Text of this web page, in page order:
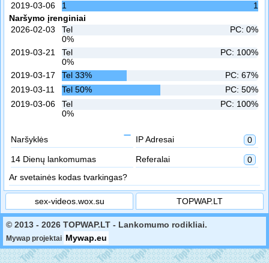
2019-03-06
1
1
Naršymo įrenginiai
2026-02-03
PC: 0%
Tel
0%
2019-03-21
PC: 100%
Tel
0%
2019-03-17
PC: 67%
Tel 33%
2019-03-11
PC: 50%
Tel 50%
2019-03-06
PC: 100%
Tel
0%
Naršyklės IP Adresai
0
14 Dienų lankomumas
Referalai
0
Ar svetainės kodas tvarkingas?
sex-videos.wox.su TOPWAP.LT
© 2013 - 2026 TOPWAP.LT - Lankomumo rodikliai.
Mywap projektai Mywap.eu